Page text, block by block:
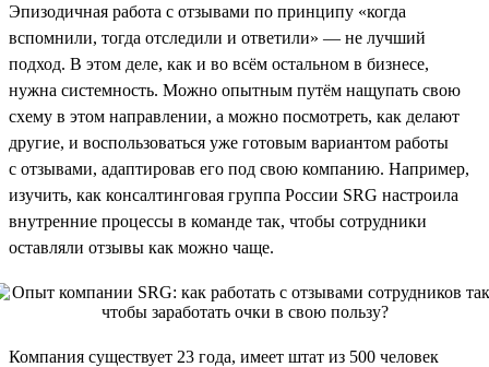
Эпизодичная работа с отзывами по принципу «когда
вспомнили, тогда отследили и ответили» — не лучший
подход. В этом деле, как и во всём остальном в бизнесе,
нужна системность. Можно опытным путём нащупать свою
схему в этом направлении, а можно посмотреть, как делают
другие, и воспользоваться уже готовым вариантом работы
с отзывами, адаптировав его под свою компанию. Например,
изучить, как консалтинговая группа России SRG настроила
внутренние процессы в команде так, чтобы сотрудники
оставляли отзывы как можно чаще.
Компания существует 23 года, имеет штат из 500 человек